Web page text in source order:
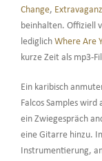
Change,
beinhalten. Offiziell
lediglich Where Are
kurze Zeit als mp3-
Ein karibisch
Falcos Samples
ein Zwiegespräch
eine Gitarre hinzu.
Instrumentierung,